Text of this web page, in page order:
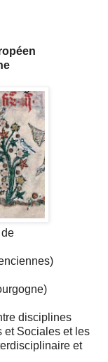
disciplines
et Sociales et les
et